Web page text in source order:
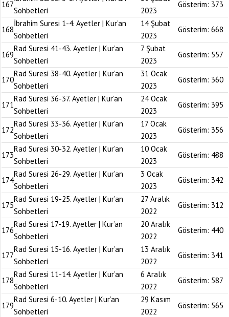
167
Sohbetleri
2023
Gösterim: 373
168
İbrahim Suresi 1-4. Ayetler | Kur’an
Sohbetleri
14 Şubat
2023
Gösterim: 668
169
Rad Suresi 41-43. Ayetler | Kur’an
Sohbetleri
7 Şubat
2023
Gösterim: 557
170
Rad Suresi 38-40. Ayetler | Kur’an
Sohbetleri
31 Ocak
2023
Gösterim: 360
171
Rad Suresi 36-37. Ayetler | Kur’an
Sohbetleri
24 Ocak
2023
Gösterim: 395
172
Rad Suresi 33-36. Ayetler | Kur’an
Sohbetleri
17 Ocak
2023
Gösterim: 356
173
Rad Suresi 30-32. Ayetler | Kur’an
Sohbetleri
10 Ocak
2023
Gösterim: 488
174
Rad Suresi 26-29. Ayetler | Kur’an
Sohbetleri
3 Ocak
2023
Gösterim: 342
175
Rad Suresi 19-25. Ayetler | Kur’an
Sohbetleri
27 Aralık
2022
Gösterim: 312
176
Rad Suresi 17-19. Ayetler | Kur’an
Sohbetleri
20 Aralık
2022
Gösterim: 440
177
Rad Suresi 15-16. Ayetler | Kur’an
Sohbetleri
13 Aralık
2022
Gösterim: 341
178
Rad Suresi 11-14. Ayetler | Kur’an
Sohbetleri
6 Aralık
2022
Gösterim: 587
179
Rad Suresi 6-10. Ayetler | Kur’an
Sohbetleri
29 Kasım
2022
Gösterim: 565